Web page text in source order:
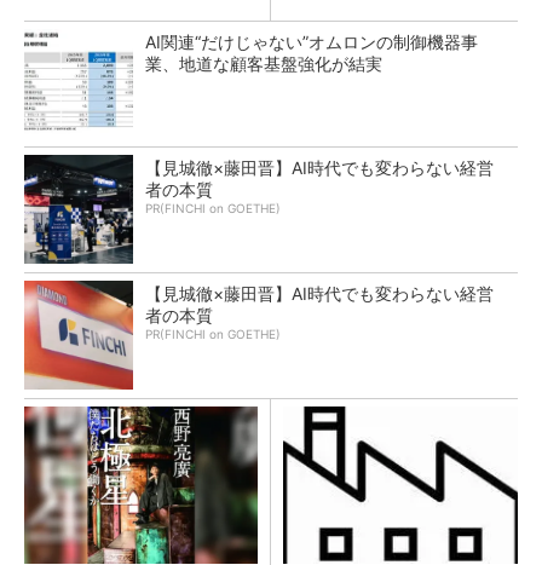
AI関連“だけじゃない”オムロンの制御機器事
業、地道な顧客基盤強化が結実
【見城徹×藤田晋】AI時代でも変わらない経営
者の本質
PR(FINCHI on GOETHE)
【見城徹×藤田晋】AI時代でも変わらない経営
者の本質
PR(FINCHI on GOETHE)